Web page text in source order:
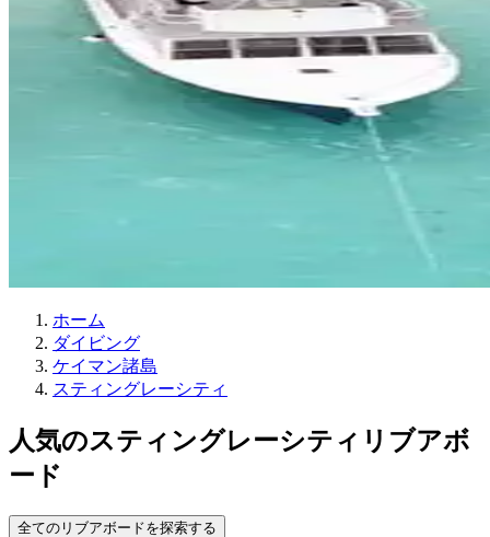
ホーム
ダイビング
ケイマン諸島
スティングレーシティ
人気のスティングレーシティリブアボ
ード
全てのリブアボードを探索する